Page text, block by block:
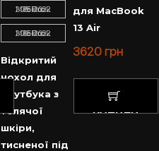
MacBook 15 Pro 2016-2022
MacBook 16 Pro 2016-2022
Відкритий
чохол для
ноутбука з
телячої
шкіри,
тисненої під
для MacBook
13 Air
3620 грн
КУПИТИ